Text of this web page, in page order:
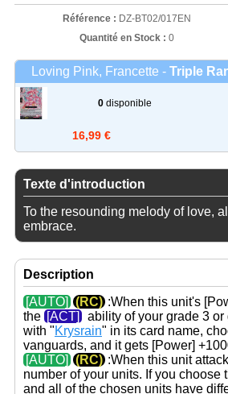
Référence : DZ-BT02/017EN
Quantité en Stock : 0
Loving Pink, Francette - Triple
0 disponible
16,99 €
Texte d'introduction
To the resounding melody of love,
embrace.
Description
[AUTO]
(RC) :When this unit's
the [ACT]
ability of your grade 3 or
with "Krysrain" in its card name,
vanguards, and it gets [Power]
[AUTO]
(RC) :When this unit
number of your units. If you choose
and all of the chosen units have